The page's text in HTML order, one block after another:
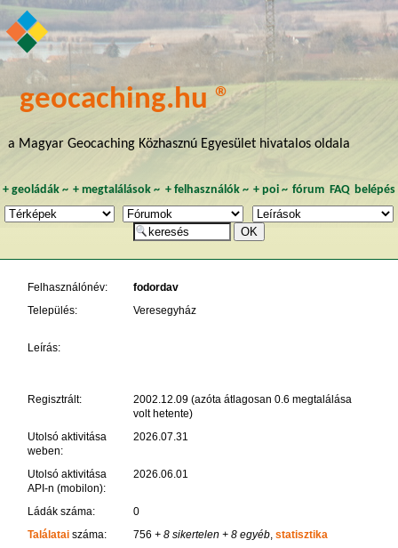
geocaching.hu ®
a Magyar Geocaching Közhasznú Egyesület hivatalos oldala
+ geoládák~ +megtalálások ~ + felhasználók~ + poi~ fórum FAQ belépés
Felhasználónév:
fodordav
Település:
Veresegyház
Leírás:
Regisztrált:
2002.12.09 (azóta átlagosan 0.6 megtalálása
volt hetente)
Utolsó aktivitása
weben:
2026.07.31
Utolsó aktivitása
API-n (mobilon):
2026.06.01
Ládák száma:
0
Találataiszáma: 756 + 8 sikertelen + 8 egyéb, statisztika